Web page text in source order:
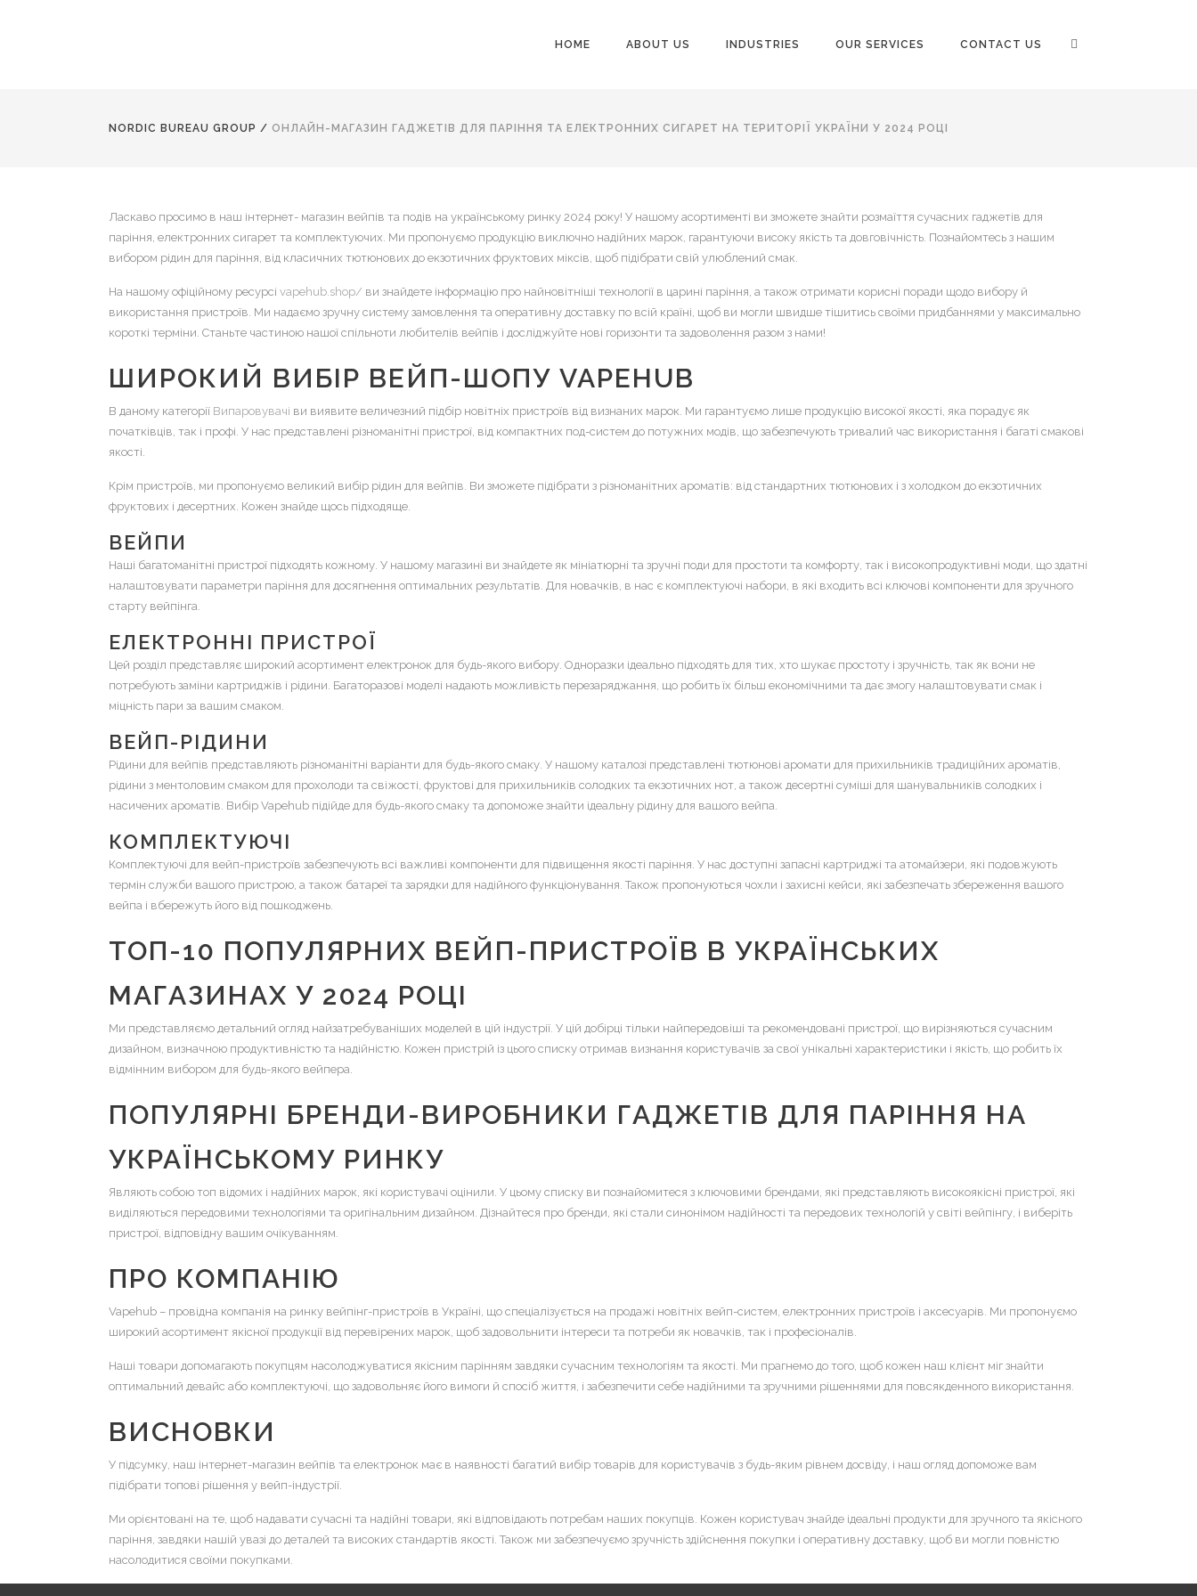
HOME ABOUT US INDUSTRIES OUR SERVICES CONTACT US
NORDIC BUREAU GROUP / ОНЛАЙН-МАГАЗИН ГАДЖЕТІВ ДЛЯ ПАРІННЯ ТА ЕЛЕКТРОННИХ СИГАРЕТ НА ТЕРИТОРІЇ УКРАЇНИ У 2024 РОЦІ
Ласкаво просимо в наш інтернет- магазин вейпів та подів на українському ринку 2024 року! У нашому асортименті ви зможете знайти розмаїття сучасних гаджетів для
паріння, електронних сигарет та комплектуючих. Ми пропонуємо продукцію виключно надійних марок, гарантуючи високу якість та довговічність. Познайомтесь з нашим
вибором рідин для паріння, від класичних тютюнових до екзотичних фруктових міксів, щоб підібрати свій улюблений смак.
На нашому офіційному ресурсі vapehub.shop/ ви знайдете інформацію про найновітніші технології в царині паріння, а також отримати корисні поради щодо вибору й
використання пристроїв. Ми надаємо зручну систему замовлення та оперативну доставку по всій країні, щоб ви могли швидше тішитись своїми придбаннями у максимально
короткі терміни. Станьте частиною нашої спільноти любителів вейпів і досліджуйте нові горизонти та задоволення разом з нами!
ШИРОКИЙ ВИБІР ВЕЙП-ШОПУ VAPEHUB
В даному категорії Випаровувачі ви виявите величезний підбір новітніх пристроїв від визнаних марок. Ми гарантуємо лише продукцію високої якості, яка порадує як
початківців, так і профі. У нас представлені різноманітні пристрої, від компактних под-систем до потужних модів, що забезпечують тривалий час використання і багаті смакові
якості.
Крім пристроїв, ми пропонуємо великий вибір рідин для вейпів. Ви зможете підібрати з різноманітних ароматів: від стандартних тютюнових і з холодком до екзотичних
фруктових і десертних. Кожен знайде щось підходяще.
ВЕЙПИ
Наші багатоманітні пристрої підходять кожному. У нашому магазині ви знайдете як мініатюрні та зручні поди для простоти та комфорту, так і високопродуктивні моди, що здатні
налаштовувати параметри паріння для досягнення оптимальних результатів. Для новачків, в нас є комплектуючі набори, в які входить всі ключові компоненти для зручного
старту вейпінга.
ЕЛЕКТРОННІ ПРИСТРОЇ
Цей розділ представляє широкий асортимент електронок для будь-якого вибору. Одноразки ідеально підходять для тих, хто шукає простоту і зручність, так як вони не
потребують заміни картриджів і рідини. Багаторазові моделі надають можливість перезаряджання, що робить їх більш економічними та дає змогу налаштовувати смак і
міцність пари за вашим смаком.
ВЕЙП-РІДИНИ
Рідини для вейпів представляють різноманітні варіанти для будь-якого смаку. У нашому каталозі представлені тютюнові аромати для прихильників традиційних ароматів,
рідини з ментоловим смаком для прохолоди та свіжості, фруктові для прихильників солодких та екзотичних нот, а також десертні суміші для шанувальників солодких і
насичених ароматів. Вибір Vapehub підійде для будь-якого смаку та допоможе знайти ідеальну рідину для вашого вейпа.
КОМПЛЕКТУЮЧІ
Комплектуючі для вейп-пристроїв забезпечують всі важливі компоненти для підвищення якості паріння. У нас доступні запасні картриджі та атомайзери, які подовжують
термін служби вашого пристрою, а також батареї та зарядки для надійного функціонування. Також пропонуються чохли і захисні кейси, які забезпечать збереження вашого
вейпа і вбережуть його від пошкоджень.
ТОП-10 ПОПУЛЯРНИХ ВЕЙП-ПРИСТРОЇВ В УКРАЇНСЬКИХ
МАГАЗИНАХ У 2024 РОЦІ
Ми представляємо детальний огляд найзатребуваніших моделей в цій індустрії. У цій добірці тільки найпередовіші та рекомендовані пристрої, що вирізняються сучасним
дизайном, визначною продуктивністю та надійністю. Кожен пристрій із цього списку отримав визнання користувачів за свої унікальні характеристики і якість, що робить їх
відмінним вибором для будь-якого вейпера.
ПОПУЛЯРНІ БРЕНДИ-ВИРОБНИКИ ГАДЖЕТІВ ДЛЯ ПАРІННЯ НА
УКРАЇНСЬКОМУ РИНКУ
Являють собою топ відомих і надійних марок, які користувачі оцінили. У цьому списку ви познайомитеся з ключовими брендами, які представляють високоякісні пристрої, які
виділяються передовими технологіями та оригінальним дизайном. Дізнайтеся про бренди, які стали синонімом надійності та передових технологій у світі вейпінгу, і виберіть
пристрої, відповідну вашим очікуванням.
ПРО КОМПАНІЮ
Vapehub – провідна компанія на ринку вейпінг-пристроїв в Україні, що спеціалізується на продажі новітніх вейп-систем, електронних пристроїв і аксесуарів. Ми пропонуємо
широкий асортимент якісної продукції від перевірених марок, щоб задовольнити інтереси та потреби як новачків, так і професіоналів.
Наші товари допомагають покупцям насолоджуватися якісним парінням завдяки сучасним технологіям та якості. Ми прагнемо до того, щоб кожен наш клієнт міг знайти
оптимальний девайс або комплектуючі, що задовольняє його вимоги й спосіб життя, і забезпечити себе надійними та зручними рішеннями для повсякденного використання.
ВИСНОВКИ
У підсумку, наш інтернет-магазин вейпів та електронок має в наявності багатий вибір товарів для користувачів з будь-яким рівнем досвіду, і наш огляд допоможе вам
підібрати топові рішення у вейп-індустрії.
Ми орієнтовані на те, щоб надавати сучасні та надійні товари, які відповідають потребам наших покупців. Кожен користувач знайде ідеальні продукти для зручного та якісного
паріння, завдяки нашій увазі до деталей та високих стандартів якості. Також ми забезпечуємо зручність здійснення покупки і оперативну доставку, щоб ви могли повністю
насолодитися своїми покупками.